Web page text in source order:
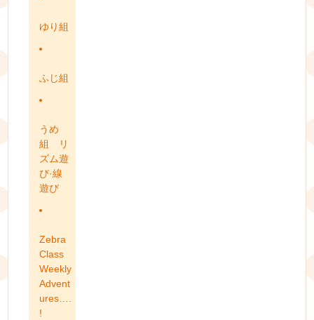
ゆり組
ふじ組
うめ
組 リ
ズム遊
び·線
遊び
Zebra
Class
Weekly
Advent
ures….
!